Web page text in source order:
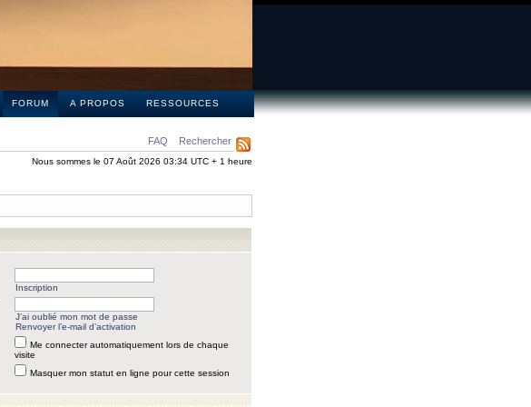
FORUM A PROPOS RESSOURCES
FAQ Rechercher
Nous sommes le 07 Août 2026 03:34 UTC + 1 heure
Inscription
J’ai oublié mon mot de passe
Renvoyer l’e-mail d’activation
Me connecter automatiquement lors de chaque
visite
Masquer mon statut en ligne pour cette session